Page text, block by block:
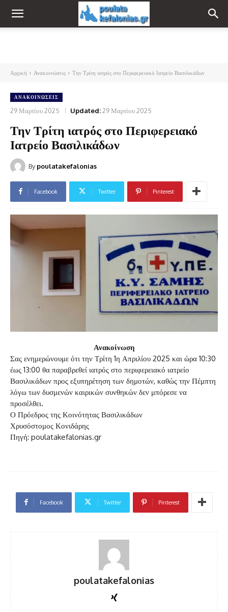
Αρχική Ανακοινώσεις Την Τρίτη ιατρός στο Περιφερειακό Ιατρείο Βασιλικάδων
ΑΝΑΚΟΙΝΏΣΕΙΣ
29 Μαρτίου 2025 Updated:29 Μαρτίου 2025
Την Τρίτη ιατρός στο Περιφερειακό
Ιατρείο Βασιλικάδων
By poulatakefalonias
Facebook Twitter Pinterest
Ανακοίνωση
Σας ενημερώνουμε ότι την Τρίτη 1η Απριλίου 2025 και ώρα 10:30
έως 13:00 θα παραβρεθεί ιατρός στο περιφερειακό ιατρείο
Βασιλικάδων προς εξυπηρέτηση των δημοτών, καθώς την Πέμπτη
λόγω των δυσμενών καιρικών συνθηκών δεν μπόρεσε να
προσέλθει.
Ο Πρόεδρος της Κοινότητας Βασιλικάδων
Χρυσόστομος Κονιδάρης
Πηγή: poulatakefalonias.gr
Facebook Twitter Pinterest
poulatakefalonias